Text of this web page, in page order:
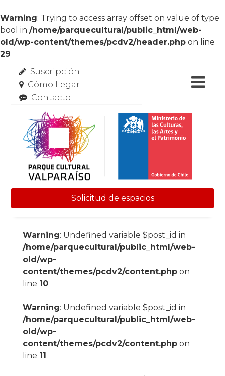
Warning: Trying to access array offset on value of type
bool in /home/parquecultural/public_html/web-
old/wp-content/themes/pcdv2/header.php on line
29
Suscripción
Cómo llegar
Contacto
Solicitud de espacios
Warning: Undefined variable $post_id in
/home/parquecultural/public_html/web-
old/wp-
content/themes/pcdv2/content.phpon
line 10
Warning: Undefined variable $post_id in
/home/parquecultural/public_html/web-
old/wp-
content/themes/pcdv2/content.phpon
line 11